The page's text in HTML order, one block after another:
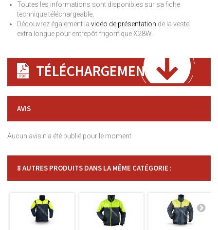
Toutes les informations sont disponibles sur sa fiche
technique téléchargeable,
Découvrez également la vidéo de présentation de la veste
extra longue pour entrepôt frigorifique X28W.
TÉLÉCHARGEMENT
AVIS
Aucun avis n'a été publié pour le moment.
8 AUTRES PRODUITS DANS LA MÊME CATÉGORIE :